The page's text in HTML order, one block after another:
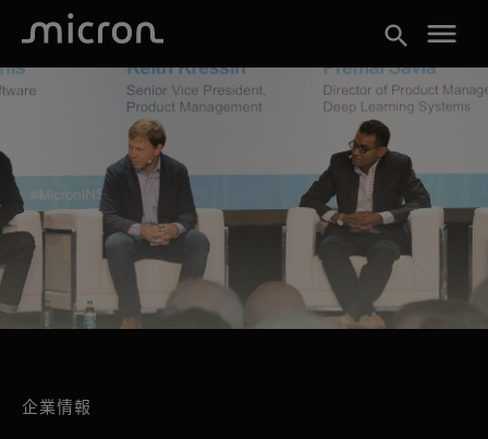
search menu
企業情報